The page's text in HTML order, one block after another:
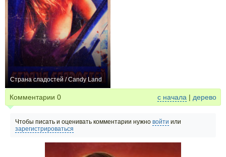
Страна сладостей / Candy Land
Комментарии 0 с начала | дерево
Чтобы писать и оценивать комментарии нужно войти или
зарегистрироваться